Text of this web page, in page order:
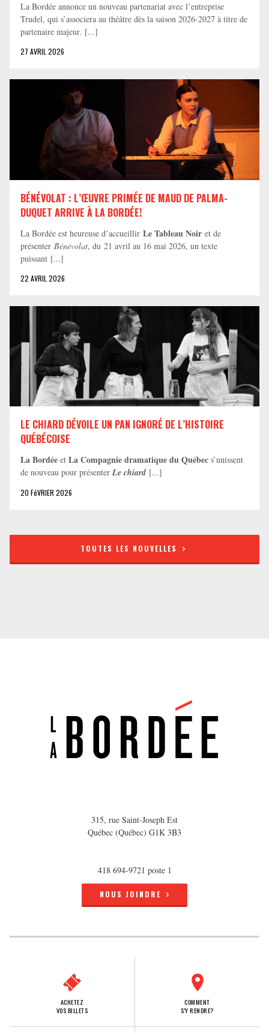
La Bordée annonce un nouveau partenariat avec l’entreprise
Trudel, qui s’associera au théâtre dès la saison 2026-2027 à titre de
partenaire majeur. [...]
27 AVRIL 2026
BÉNÉVOLAT : L’ŒUVRE PRIMÉE DE MAUD DE PALMA-
DUQUET ARRIVE À LA BORDÉE!
La Bordée est heureuse d’accueillir Le Tableau Noir et de
présenter Bénévolat, du 21 avril au 16 mai 2026, un texte
puissant [...]
22 AVRIL 2026
LE CHIARD DÉVOILE UN PAN IGNORÉ DE L’HISTOIRE
QUÉBÉCOISE
La Bordée et La Compagnie dramatique du Québec s’unissent
de nouveau pour présenter Le chiard [...]
20 FéVRIER 2026
TOUTES LES NOUVELLES
315, rue Saint-Joseph Est
Québec (Québec) G1K 3B3
418 694-9721 poste 1
NOUS JOINDRE
ACHETEZ
VOS BILLETS
COMMENT
S'Y RENDRE?